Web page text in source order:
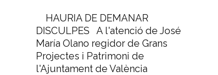
HAURIA DE DEMANAR
DISCULPES A l'atenció de José
María Olano regidor de Grans
Projectes i Patrimoni de
l'Ajuntament de València